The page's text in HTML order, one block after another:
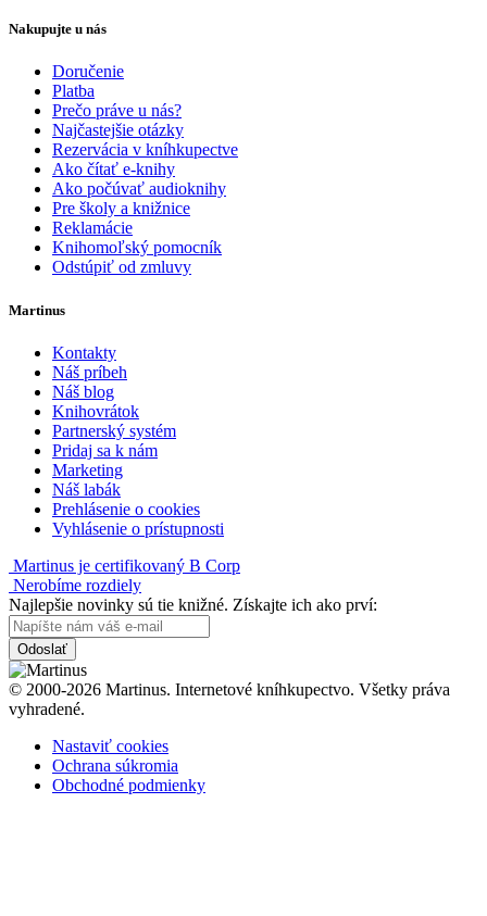
Nakupujte u nás
Doručenie
Platba
Prečo práve u nás?
Najčastejšie otázky
Rezervácia v kníhkupectve
Ako čítať e-knihy
Ako počúvať audioknihy
Pre školy a knižnice
Reklamácie
Knihomoľský pomocník
Odstúpiť od zmluvy
Martinus
Kontakty
Náš príbeh
Náš blog
Knihovrátok
Partnerský systém
Pridaj sa k nám
Marketing
Náš labák
Prehlásenie o cookies
Vyhlásenie o prístupnosti
Martinus je certifikovaný B Corp
Nerobíme rozdiely
Najlepšie novinky sú tie knižné. Získajte ich ako prví:
Odoslať
© 2000-2026 Martinus. Internetové kníhkupectvo. Všetky práva
vyhradené.
Nastaviť cookies
Ochrana súkromia
Obchodné podmienky